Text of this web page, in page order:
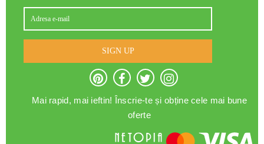
SIGN UP
Mai rapid, mai ieftin! Înscrie-te și obține cele mai bune
oferte